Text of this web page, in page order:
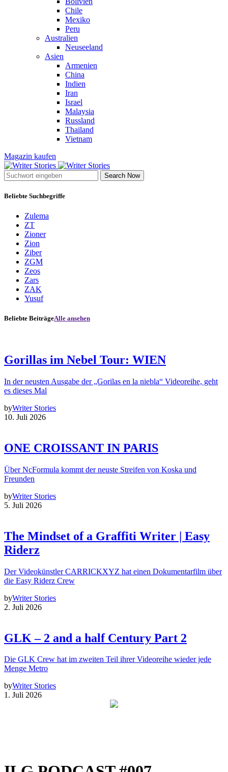
Chile
Mexiko
Peru
Australien
Neuseeland
Asien
Armenien
China
Indien
Iran
Israel
Malaysia
Russland
Thailand
Vietnam
Magazin kaufen
Search Now
Beliebte Suchbegriffe
Zulema
ZT
Zioner
Zion
Ziber
ZGM
Zeos
Zars
ZAK
Yusuf
Beliebte BeiträgeAlle ansehen
Gorillas im Nebel Tour: WIEN
In der neusten Ausgabe der „Gorilas en la niebla“ Videoreihe, geht
es dieses Mal
byWriter Stories
10. Juli 2026
ONE CROISSANT IN PARIS
Über NcFormula kommt der neuste Streifen von Koska und
Freunden
byWriter Stories
5. Juli 2026
The Mindset of a Graffiti Writer | Easy
Riderz
Der Videokünstler CARRICKXYZ hat einen Dokumentarfilm über
die Easy Riderz Crew
byWriter Stories
2. Juli 2026
GLK – 2 and a half Century Part 2
Die GLK Crew hat im zweiten Teil ihrer Videoreihe wieder jede
Menge Metro
byWriter Stories
1. Juli 2026